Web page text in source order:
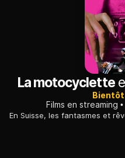
La motocyclette
Films en streaming